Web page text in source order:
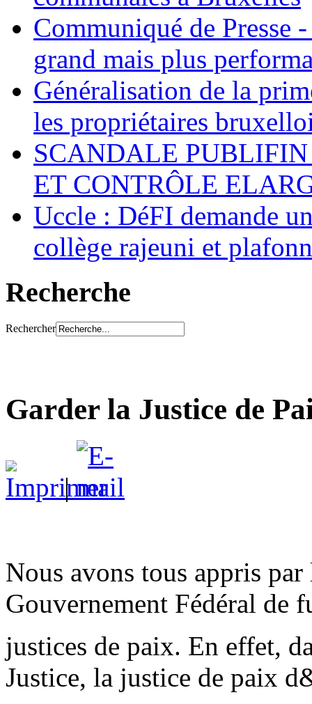
Communiqué de Presse
grand mais plus
Généralisation de la
les propriétaires
SCANDALE
ET CONTRÔLE
Uccle : DéFI demande
collège rajeuni et
Recherche
Rechercher
Garder la Justice de
|
Nous avons tous appris
Gouvernement Fédéral de
justices de paix. En effet,
Justice, la justice de paix